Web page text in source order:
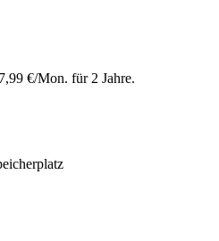
€/Mon. für 2 Jahre.